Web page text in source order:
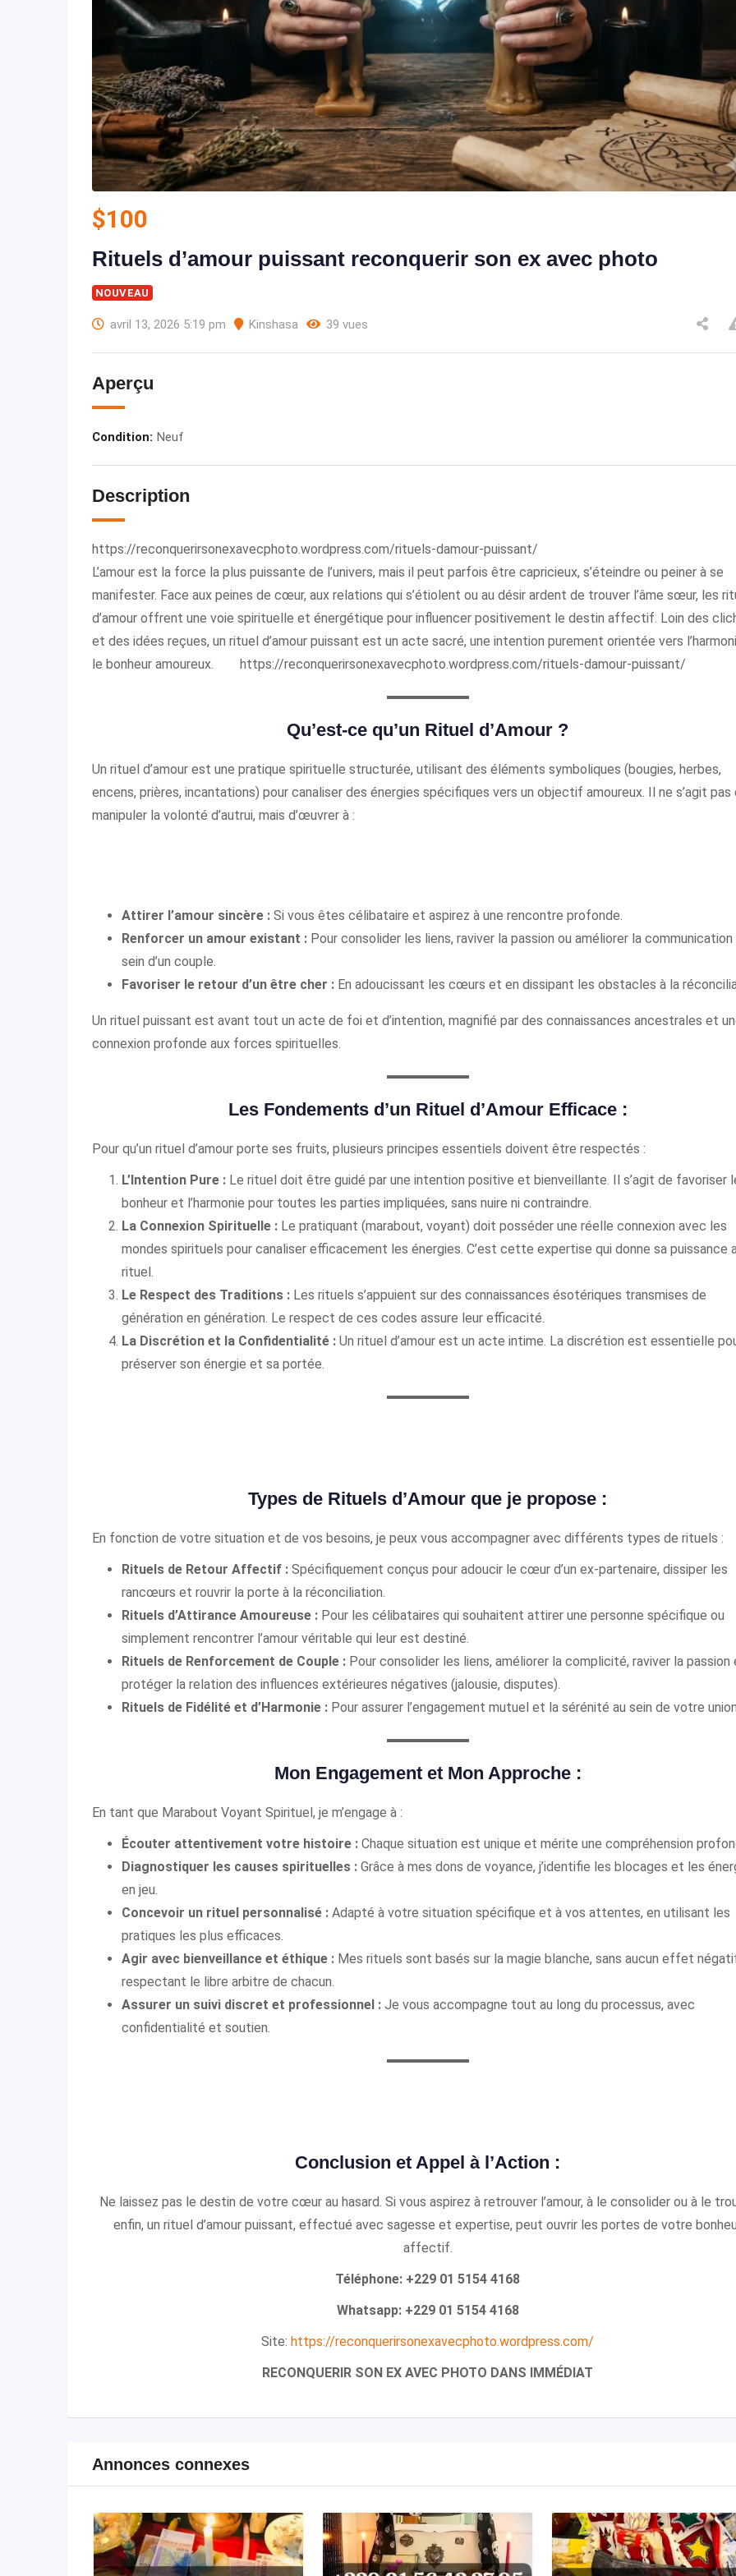
$100
Rituels d’amour puissant reconquerir son ex avec photo
NOUVEAU
avril 13, 2026 5:19 pm Kinshasa 39 vues
Aperçu
Condition: Neuf
Description
https://reconquerirsonexavecphoto.wordpress.com/rituels-damour-puissant/
L’amour est la force la plus puissante de l’univers, mais il peut parfois être capricieux, s’éteindre ou peiner à se
manifester. Face aux peines de cœur, aux relations qui s’étiolent ou au désir ardent de trouver l’âme sœur, les
d’amour offrent une voie spirituelle et énergétique pour influencer positivement le destin affectif. Loin des
et des idées reçues, un rituel d’amour puissant est un acte sacré, une intention purement orientée vers
le bonheur amoureux. https://reconquerirsonexavecphoto.wordpress.com/rituels-damour-puissant/
Qu’est-ce qu’un Rituel d’Amour ?
Un rituel d’amour est une pratique spirituelle structurée, utilisant des éléments symboliques (bougies, herbes,
encens, prières, incantations) pour canaliser des énergies spécifiques vers un objectif amoureux. Il ne s’agit pas
manipuler la volonté d’autrui, mais d’œuvrer à :
Attirer l’amour sincère : Si vous êtes célibataire et aspirez à une rencontre profonde.
Renforcer un amour existant : Pour consolider les liens, raviver la passion ou améliorer la communication
sein d’un couple.
Favoriser le retour d’un être cher : En adoucissant les cœurs et en dissipant les obstacles à la
Un rituel puissant est avant tout un acte de foi et d’intention, magnifié par des connaissances ancestrales et
connexion profonde aux forces spirituelles.
Les Fondements d’un Rituel d’Amour Efficace :
Pour qu’un rituel d’amour porte ses fruits, plusieurs principes essentiels doivent être respectés :
L’Intention Pure : Le rituel doit être guidé par une intention positive et bienveillante. Il s’agit de favoriser
bonheur et l’harmonie pour toutes les parties impliquées, sans nuire ni contraindre.
La Connexion Spirituelle : Le pratiquant (marabout, voyant) doit posséder une réelle connexion avec les
mondes spirituels pour canaliser efficacement les énergies. C’est cette expertise qui donne sa puissance
rituel.
Le Respect des Traditions : Les rituels s’appuient sur des connaissances ésotériques transmises de
génération en génération. Le respect de ces codes assure leur efficacité.
La Discrétion et la Confidentialité : Un rituel d’amour est un acte intime. La discrétion est essentielle
préserver son énergie et sa portée.
Types de Rituels d’Amour que je propose :
En fonction de votre situation et de vos besoins, je peux vous accompagner avec différents types de rituels :
Rituels de Retour Affectif : Spécifiquement conçus pour adoucir le cœur d’un ex-partenaire, dissiper les
rancœurs et rouvrir la porte à la réconciliation.
Rituels d’Attirance Amoureuse : Pour les célibataires qui souhaitent attirer une personne spécifique ou
simplement rencontrer l’amour véritable qui leur est destiné.
Rituels de Renforcement de Couple : Pour consolider les liens, améliorer la complicité, raviver la passion
protéger la relation des influences extérieures négatives (jalousie, disputes).
Rituels de Fidélité et d’Harmonie : Pour assurer l’engagement mutuel et la sérénité au sein de votre
Mon Engagement et Mon Approche :
En tant que Marabout Voyant Spirituel, je m’engage à :
Écouter attentivement votre histoire : Chaque situation est unique et mérite une compréhension
Diagnostiquer les causes spirituelles : Grâce à mes dons de voyance, j’identifie les blocages et les
en jeu.
Concevoir un rituel personnalisé : Adapté à votre situation spécifique et à vos attentes, en utilisant les
pratiques les plus efficaces.
Agir avec bienveillance et éthique : Mes rituels sont basés sur la magie blanche, sans aucun effet
respectant le libre arbitre de chacun.
Assurer un suivi discret et professionnel : Je vous accompagne tout au long du processus, avec
confidentialité et soutien.
Conclusion et Appel à l’Action :
Ne laissez pas le destin de votre cœur au hasard. Si vous aspirez à retrouver l’amour, à le consolider ou à le
enfin, un rituel d’amour puissant, effectué avec sagesse et expertise, peut ouvrir les portes de votre
affectif.
Téléphone: +229 01 5154 4168
Whatsapp: +229 01 5154 4168
Site: https://reconquerirsonexavecphoto.wordpress.com/
RECONQUERIR SON EX AVEC PHOTO DANS IMMÉDIAT
Annonces connexes